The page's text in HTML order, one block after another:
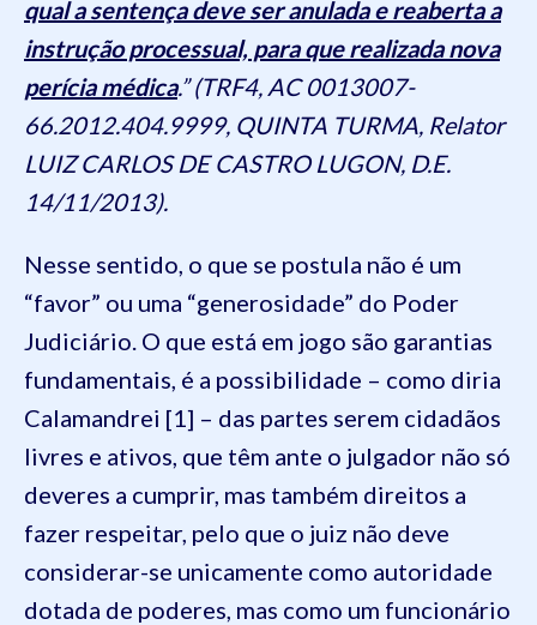
qual a sentença deve ser anulada e reaberta a
instrução processual, para que realizada nova
perícia médica.” (TRF4, AC 0013007-
66.2012.404.9999, QUINTA TURMA, Relator
LUIZ CARLOS DE CASTRO LUGON, D.E.
14/11/2013).
Nesse sentido, o que se postula não é um
“favor” ou uma “generosidade” do Poder
Judiciário. O que está em jogo são garantias
fundamentais, é a possibilidade – como diria
Calamandrei [1] – das partes serem cidadãos
livres e ativos, que têm ante o julgador não só
deveres a cumprir, mas também direitos a
fazer respeitar, pelo que o juiz não deve
considerar-se unicamente como autoridade
dotada de poderes, mas como um funcionário